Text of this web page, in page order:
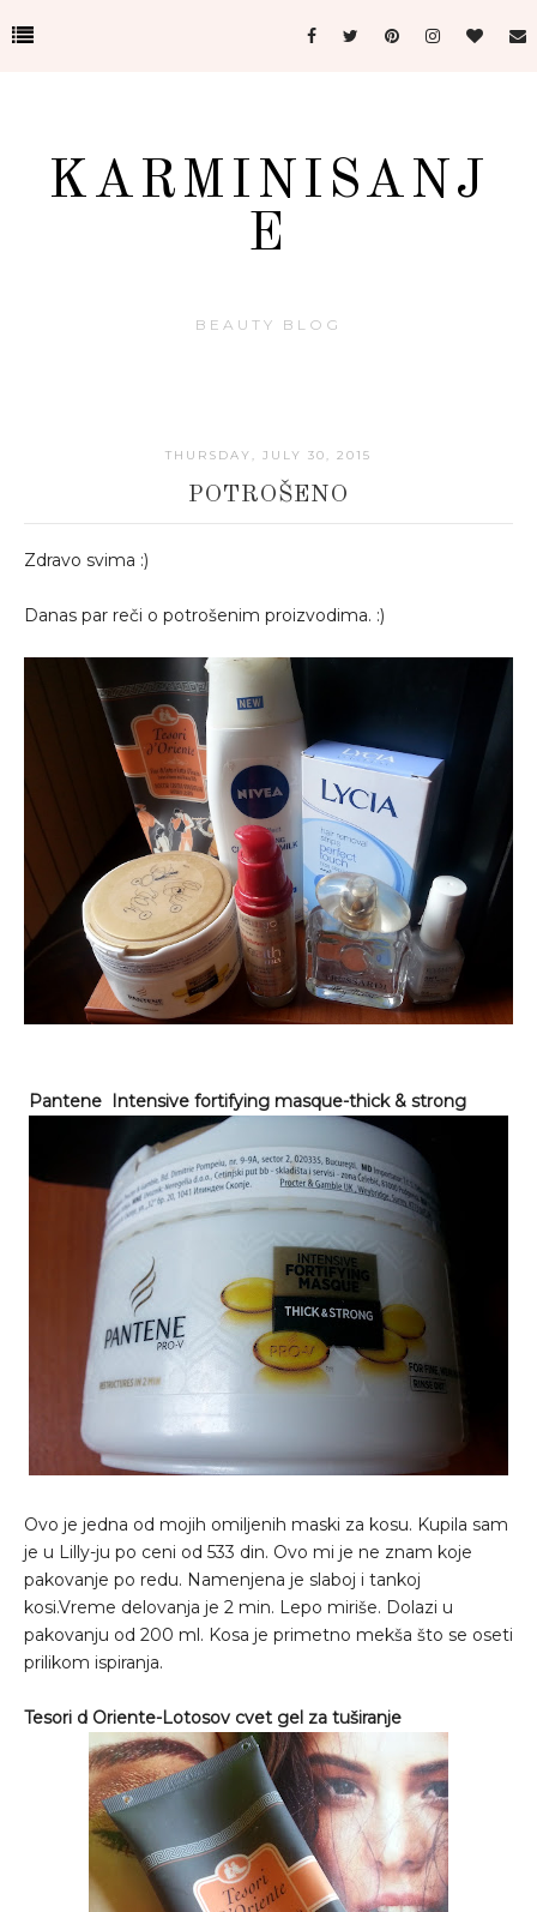
KARMINISANJ
E
BEAUTY BLOG
THURSDAY, JULY 30, 2015
POTROŠENO
Zdravo svima :)
Danas par reči o potrošenim proizvodima. :)
Pantene Intensive fortifying masque-thick & strong
Ovo je jedna od mojih omiljenih maski za kosu. Kupila sam
je u Lilly-ju po ceni od 533 din. Ovo mi je ne znam koje
pakovanje po redu. Namenjena je slaboj i tankoj
kosi.Vreme delovanja je 2 min. Lepo miriše. Dolazi u
pakovanju od 200 ml. Kosa je primetno mekša što se oseti
prilikom ispiranja.
Tesori d Oriente-Lotosov cvet gel za tuširanje